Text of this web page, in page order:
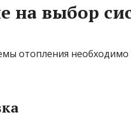
на выбор
отопления необходимо